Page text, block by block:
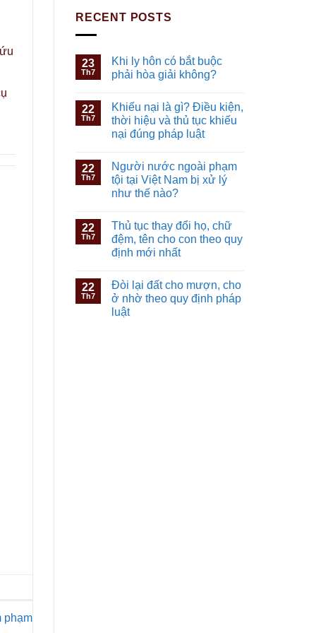
phạm
RECENT POSTS
23
Th7
Khi ly hôn có bắt buộc
phải hòa giải không?
22
Th7
Khiếu nại là gì? Điều kiện,
thời hiệu và thủ tục khiếu
nại đúng pháp luật
22
Th7
Người nước ngoài phạm
tội tại Việt Nam bị xử lý
như thế nào?
22
Th7
Thủ tục thay đổi họ, chữ
đệm, tên cho con theo quy
định mới nhất
22
Th7
Đòi lại đất cho mượn, cho
ở nhờ theo quy định pháp
luật